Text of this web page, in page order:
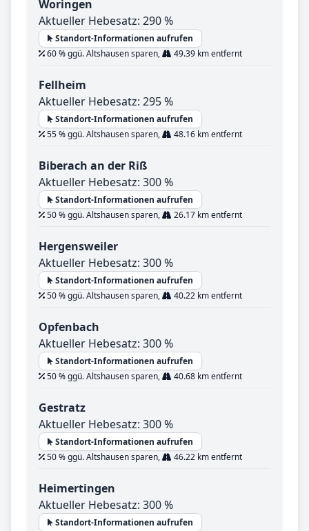
Woringen
Aktueller Hebesatz: 290 %
Standort-Informationen aufrufen
60 % ggü. Altshausen sparen,
49.39 km entfernt
Fellheim
Aktueller Hebesatz: 295 %
Standort-Informationen aufrufen
55 % ggü. Altshausen sparen,
48.16 km entfernt
Biberach an der Riß
Aktueller Hebesatz: 300 %
Standort-Informationen aufrufen
50 % ggü. Altshausen sparen,
26.17 km entfernt
Hergensweiler
Aktueller Hebesatz: 300 %
Standort-Informationen aufrufen
50 % ggü. Altshausen sparen,
40.22 km entfernt
Opfenbach
Aktueller Hebesatz: 300 %
Standort-Informationen aufrufen
50 % ggü. Altshausen sparen,
40.68 km entfernt
Gestratz
Aktueller Hebesatz: 300 %
Standort-Informationen aufrufen
50 % ggü. Altshausen sparen,
46.22 km entfernt
Heimertingen
Aktueller Hebesatz: 300 %
Standort-Informationen aufrufen